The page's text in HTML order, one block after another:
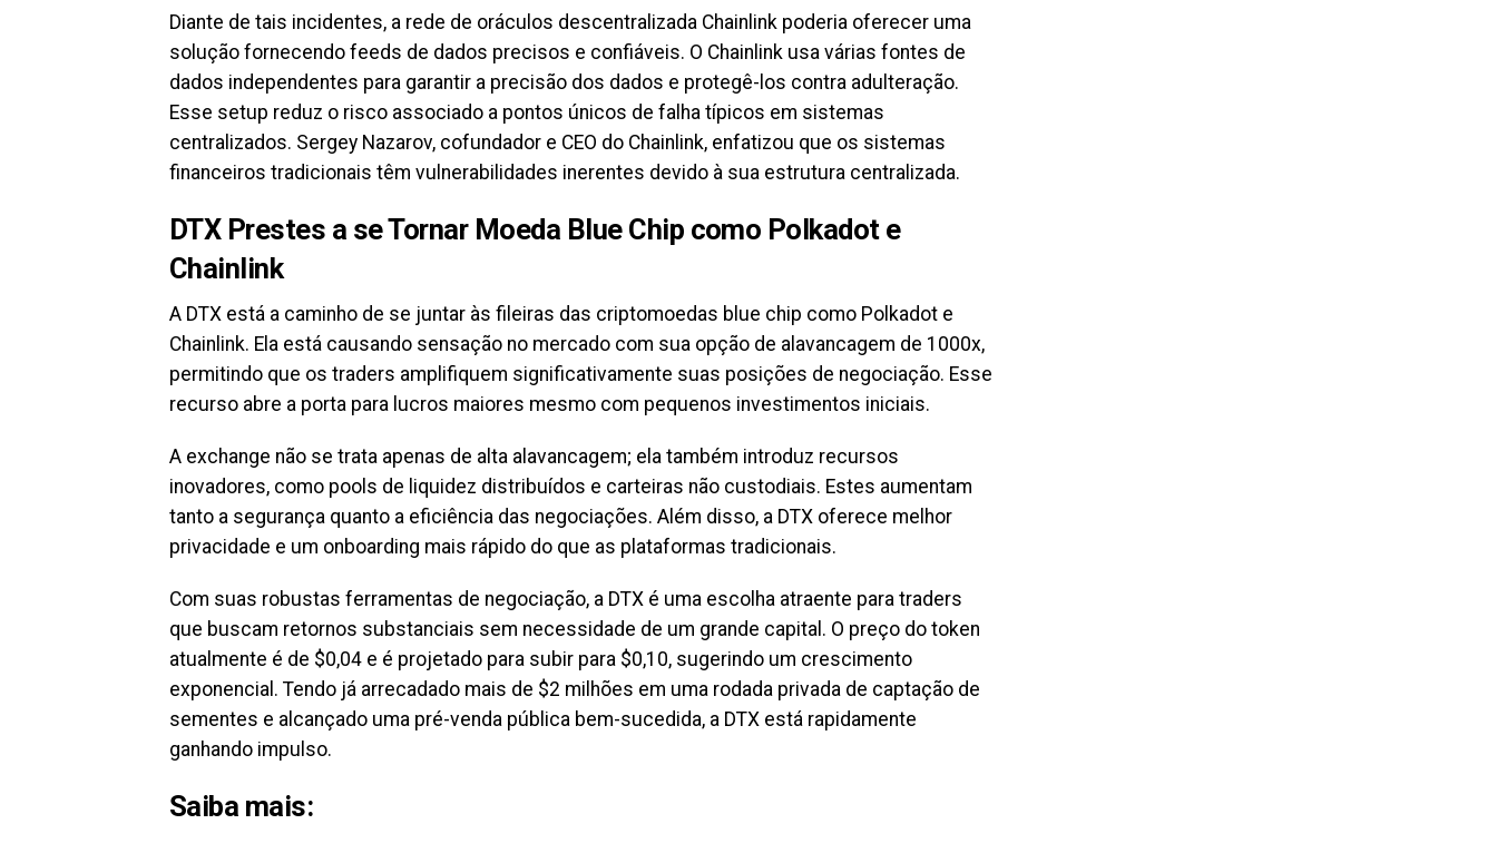
Diante de tais incidentes, a rede de oráculos descentralizada Chainlink poderia oferecer uma
solução fornecendo feeds de dados precisos e confiáveis. O Chainlink usa várias fontes de
dados independentes para garantir a precisão dos dados e protegê-los contra adulteração.
Esse setup reduz o risco associado a pontos únicos de falha típicos em sistemas
centralizados. Sergey Nazarov, cofundador e CEO do Chainlink, enfatizou que os sistemas
financeiros tradicionais têm vulnerabilidades inerentes devido à sua estrutura centralizada.
DTX Prestes a se Tornar Moeda Blue Chip como Polkadot e
Chainlink
A DTX está a caminho de se juntar às fileiras das criptomoedas blue chip como Polkadot e
Chainlink. Ela está causando sensação no mercado com sua opção de alavancagem de 1000x,
permitindo que os traders amplifiquem significativamente suas posições de negociação. Esse
recurso abre a porta para lucros maiores mesmo com pequenos investimentos iniciais.
A exchange não se trata apenas de alta alavancagem; ela também introduz recursos
inovadores, como pools de liquidez distribuídos e carteiras não custodiais. Estes aumentam
tanto a segurança quanto a eficiência das negociações. Além disso, a DTX oferece melhor
privacidade e um onboarding mais rápido do que as plataformas tradicionais.
Com suas robustas ferramentas de negociação, a DTX é uma escolha atraente para traders
que buscam retornos substanciais sem necessidade de um grande capital. O preço do token
atualmente é de $0,04 e é projetado para subir para $0,10, sugerindo um crescimento
exponencial. Tendo já arrecadado mais de $2 milhões em uma rodada privada de captação de
sementes e alcançado uma pré-venda pública bem-sucedida, a DTX está rapidamente
ganhando impulso.
Saiba mais: